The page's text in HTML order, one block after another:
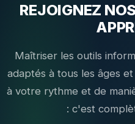
REJOIGNEZ
Maîtriser les outils
adaptés à tous les âges
à votre rythme et de
: c'est